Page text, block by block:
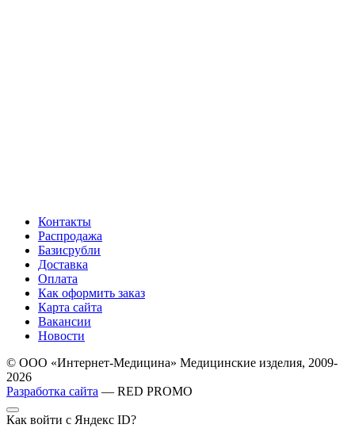
Контакты
Распродажа
Базисрубли
Доставка
Оплата
Как оформить заказ
Карта сайта
Вакансии
Новости
© ООО «Интернет-Медицина» Медицинские изделия, 2009-
2026
Разработка сайта — RED PROMO
Как войти с Яндекс ID?